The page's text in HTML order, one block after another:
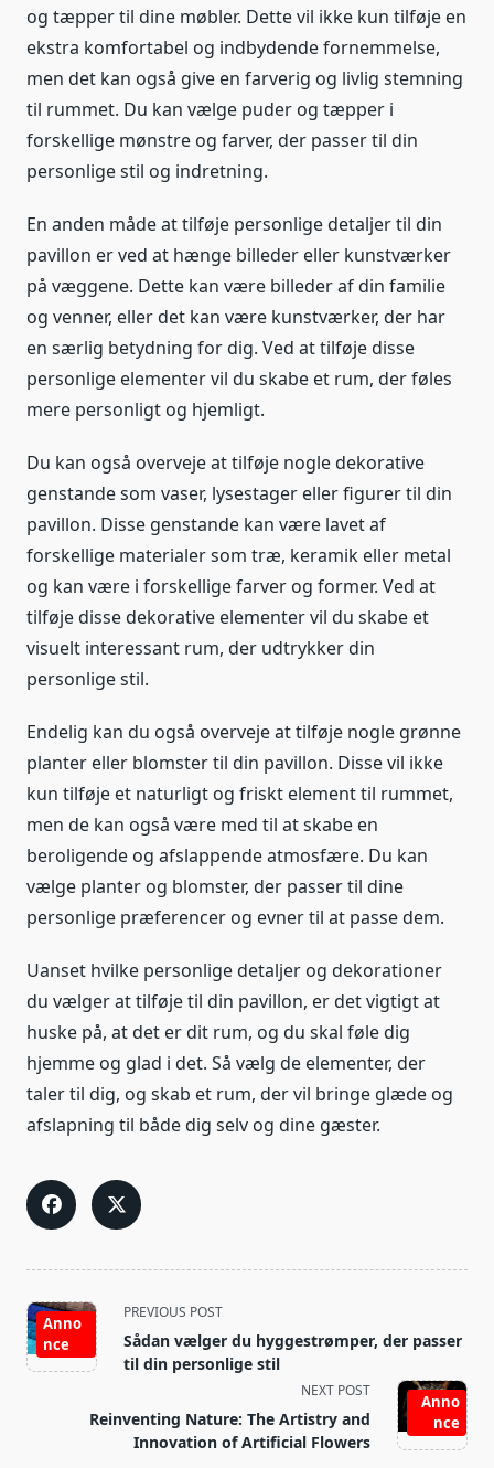
og tæpper til dine møbler. Dette vil ikke kun tilføje en
ekstra komfortabel og indbydende fornemmelse,
men det kan også give en farverig og livlig stemning
til rummet. Du kan vælge puder og tæpper i
forskellige mønstre og farver, der passer til din
personlige stil og indretning.
En anden måde at tilføje personlige detaljer til din
pavillon er ved at hænge billeder eller kunstværker
på væggene. Dette kan være billeder af din familie
og venner, eller det kan være kunstværker, der har
en særlig betydning for dig. Ved at tilføje disse
personlige elementer vil du skabe et rum, der føles
mere personligt og hjemligt.
Du kan også overveje at tilføje nogle dekorative
genstande som vaser, lysestager eller figurer til din
pavillon. Disse genstande kan være lavet af
forskellige materialer som træ, keramik eller metal
og kan være i forskellige farver og former. Ved at
tilføje disse dekorative elementer vil du skabe et
visuelt interessant rum, der udtrykker din
personlige stil.
Endelig kan du også overveje at tilføje nogle grønne
planter eller blomster til din pavillon. Disse vil ikke
kun tilføje et naturligt og friskt element til rummet,
men de kan også være med til at skabe en
beroligende og afslappende atmosfære. Du kan
vælge planter og blomster, der passer til dine
personlige præferencer og evner til at passe dem.
Uanset hvilke personlige detaljer og dekorationer
du vælger at tilføje til din pavillon, er det vigtigt at
huske på, at det er dit rum, og du skal føle dig
hjemme og glad i det. Så vælg de elementer, der
taler til dig, og skab et rum, der vil bringe glæde og
afslapning til både dig selv og dine gæster.
<span
class="nav-
subtitle
text">Page</span>
Anno
nce
PREVIOUS POST
Sådan vælger du hyggestrømper, der passer
til din personlige stil
Anno
nce
NEXT POST
Reinventing Nature: The Artistry and
Innovation of Artificial Flowers